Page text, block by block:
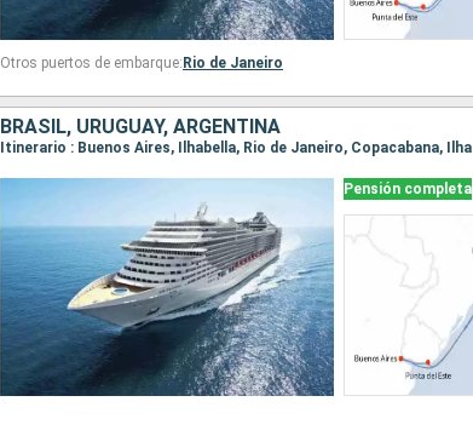
Otros puertos de embarque: Rio de Janeiro
BRASIL, URUGUAY, ARGENTINA
Itinerario : Buenos Aires, Ilhabella, Rio de Janeiro, Copacabana,
Pensión completa